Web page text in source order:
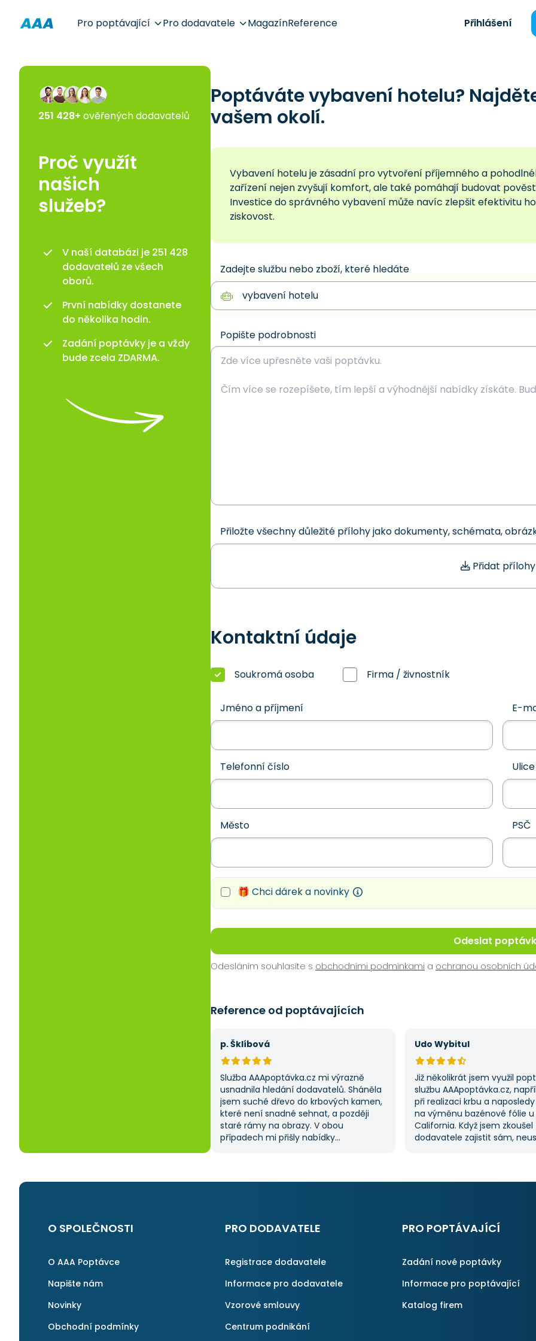
Pro poptávající Pro dodavatele MagazínReference Přihlášení
Poptáváte vybavení hotelu?
vašem okolí.
Vybavení hotelu je zásadní pro vytvoření příjemného a
zařízení nejen zvyšují komfort, ale také pomáhají budovat
Investice do správného vybavení může navíc zlepšit efektivitu
ziskovost.
Zadejte službu nebo zboží, které hledáte
Popište podrobnosti
Přiložte všechny důležité přílohy jako dokumenty, schémata,
Přidat přílohy
Kontaktní údaje
Soukromá osoba Firma / živnostník
Jméno a příjmení E-
Telefonní číslo Ulice
Město PSČ
🎁 Chci dárek a novinky
Odeslat
Odesláním souhlasíte s obchodními podmínkami a ochranou osobních
Reference od poptávajících
p. Šklíbová
Služba AAApoptávka.cz mi výrazně
usnadnila hledání dodavatelů. Sháněla
jsem suché dřevo do krbových kamen,
které není snadné sehnat, a později
staré rámy na obrazy. V obou
případech mi přišly nabídky
na ni ráda obrátím, když něco potřebuji.
Udo Wybitul
Již několikrát jsem využil
službu AAApoptávka.cz,
při realizaci krbu a naposledy
na výměnu bazénové fólie
California. Když jsem zkoušel
dodavatele zajistit sám,
S poskytnutými službami
251 428+ ověřených dodavatelů
Proč využít
našich
služeb?
V naší databázi je 251 428
dodavatelů ze všech
oborů.
První nabídky dostanete
do několika hodin.
Zadání poptávky je a vždy
bude zcela ZDARMA.
O SPOLEČNOSTI
O AAA Poptávce
Napište nám
Novinky
Obchodní podmínky
PRO DODAVATELE
Registrace dodavatele
Informace pro dodavatele
Vzorové smlouvy
Centrum podnikání
PRO POPTÁVAJÍCÍ
Zadání nové poptávky
Informace pro poptávající
Katalog firem